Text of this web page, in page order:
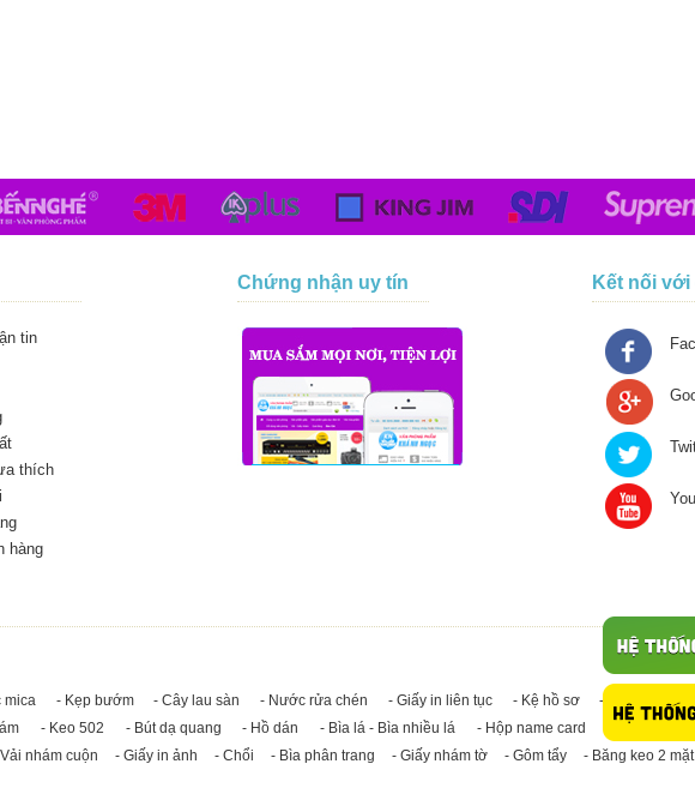
tin
thích
hàng
Chứng nhận uy tín Kết nối
mica - Kẹp bướm - Cây lau sàn - Nước rửa chén - Giấy in liên tục - Kệ hồ sơ - Giấy in A4
- Keo 502 - Bút dạ quang - Hồ dán - Bìa lá - Bìa nhiều lá - Hộp name card - Giấy in A3
nhám cuộn - Giấy in ảnh - Chổi - Bìa phân trang - Giấy nhám tờ - Gôm tẩy - Băng keo 2 mặt